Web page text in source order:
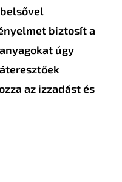
biztosít a
úgy
az izzadást és